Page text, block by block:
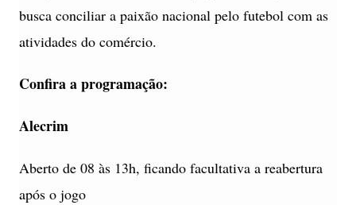
busca conciliar a paixão nacional pelo futebol com as
atividades do comércio.
Confira a programação:
Alecrim
Aberto de 08 às 13h, ficando facultativa a reabertura
após o jogo